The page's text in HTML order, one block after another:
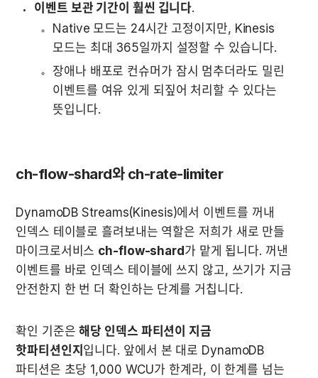
이벤트 보관 기간이 훨씬 깁니다.
Native 모드는 24시간 고정이지만, Kinesis
모드는 최대 365일까지 설정할 수 있습니다.
장애나 배포로 컨슈머가 잠시 멈추더라도 밀린
이벤트를 여유 있게 되짚어 처리할 수 있다는
뜻입니다.
ch-flow-shard와 ch-rate-limiter
DynamoDB Streams(Kinesis)에서 이벤트를 꺼내
인덱스 테이블로 흘려보내는 역할은 저희가 새로 만들
마이크로서비스 ch-flow-shard 가 맡게 됩니다. 꺼낸
이벤트를 바로 인덱스 테이블에 쓰지 않고, 쓰기가 지금
안전한지 한 번 더 확인하는 단계를 거칩니다.
확인 기준은 해당 인덱스 파티션이 지금
핫파티션인지 입니다. 앞에서 본 대로 DynamoDB
파티션은 초당 1,000 WCU가 한계라, 이 한계를 넘는